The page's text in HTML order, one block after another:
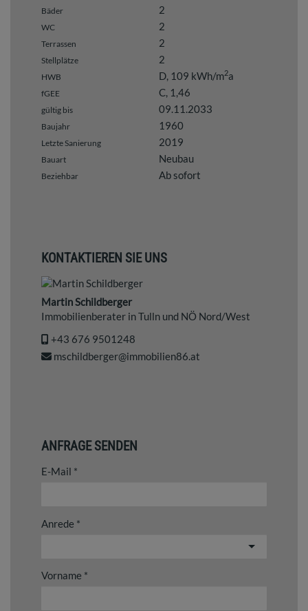
Bäder 2
WC 2
Terrassen 2
Stellplätze 2
HWB D, 109 kWh/m2a
fGEE C, 1,46
gültig bis 09.11.2033
Baujahr 1960
Letzte Sanierung 2019
Bauart Neubau
Beziehbar Ab sofort
KONTAKTIEREN SIE UNS
Martin Schildberger
Immobilienberater in Tulln und NÖ Nord/West
+43 676 9501248
mschildberger@immobilien86.at
ANFRAGE SENDEN
E-Mail
Anrede
Vorname